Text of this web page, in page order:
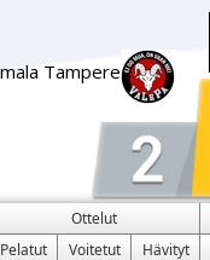
Tampere
Ottelut
Pelatut
Voitetut Hävityt